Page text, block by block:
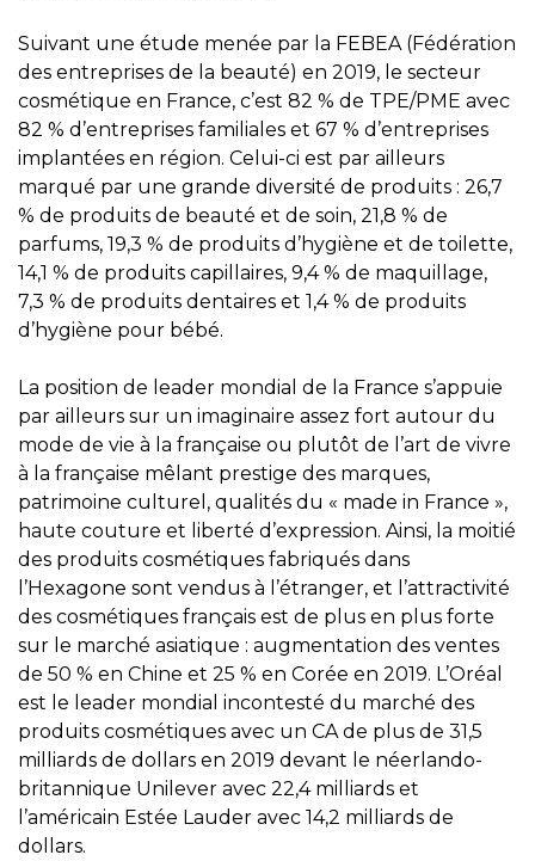
Suivant une étude menée par la FEBEA (Fédération
des entreprises de la beauté) en 2019, le secteur
cosmétique en France, c’est 82 % de TPE/PME avec
82 % d’entreprises familiales et 67 % d’entreprises
implantées en région. Celui-ci est par ailleurs
marqué par une grande diversité de produits : 26,7
% de produits de beauté et de soin, 21,8 % de
parfums, 19,3 % de produits d’hygiène et de toilette,
14,1 % de produits capillaires, 9,4 % de maquillage,
7,3 % de produits dentaires et 1,4 % de produits
d’hygiène pour bébé.
La position de leader mondial de la France s’appuie
par ailleurs sur un imaginaire assez fort autour du
mode de vie à la française ou plutôt de l’art de vivre
à la française mêlant prestige des marques,
patrimoine culturel, qualités du « made in France »,
haute couture et liberté d’expression. Ainsi, la moitié
des produits cosmétiques fabriqués dans
l’Hexagone sont vendus à l’étranger, et l’attractivité
des cosmétiques français est de plus en plus forte
sur le marché asiatique : augmentation des ventes
de 50 % en Chine et 25 % en Corée en 2019. L’Oréal
est le leader mondial incontesté du marché des
produits cosmétiques avec un CA de plus de 31,5
milliards de dollars en 2019 devant le néerlando-
britannique Unilever avec 22,4 milliards et
l’américain Estée Lauder avec 14,2 milliards de
dollars.